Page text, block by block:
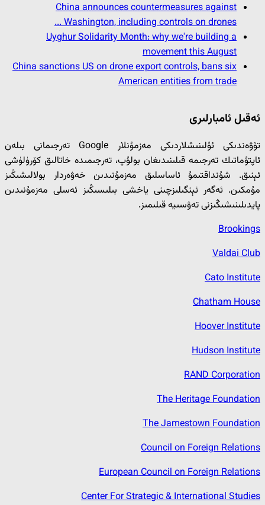
China announces countermeasures against
Washington, including controls on drones ...
Uyghur Solidarity Month: why we're building a
movement this August
China sanctions US on drone export controls, bans six
American entities from trade
ئەقىل ئامبارلىرى
تۆۋەندىكى ئۇلىنىشلاردىكى مەزمۇنلار Google تەرجىمانى بىلەن
ئاپتۇماتىك تەرجىمە قىلىنىدىغان بولۇپ، تەرجىمىدە خاتالىق كۆرۈلۈشى
ئېنىق. شۇنداقتىمۇ ئاساسلىق مەزمۇنىدىن خەۋەردار بولالىشىڭىز
مۇمكىن. ئەگەر ئېنگىلىزچىنى ياخشى بىلىسىڭىز ئەسلى مەزمۇنىدىن
پايدىلىنىشىڭىزنى تەۋسىيە قىلىمىز.
Brookings
Valdai Club
Cato Institute
Chatham House
Hoover Institute
Hudson Institute
RAND Corporation
The Heritage Foundation
The Jamestown Foundation
Council on Foreign Relations
European Council on Foreign Relations
Center For Strategic & International Studies